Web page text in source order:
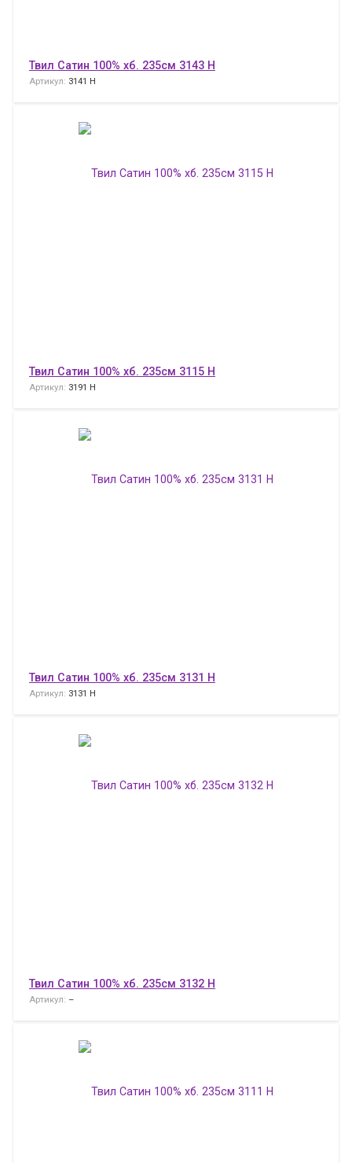
Твил Сатин 100% хб. 235см 3143 H
Артикул: 3141 H
Твил Сатин 100% хб. 235см 3115 H
Артикул: 3191 H
Твил Сатин 100% хб. 235см 3131 H
Артикул: 3131 H
Твил Сатин 100% хб. 235см 3132 H
Артикул: –